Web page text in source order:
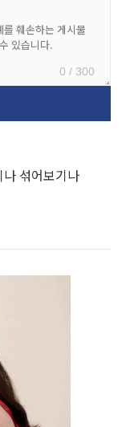
0 / 300
섞어보기나